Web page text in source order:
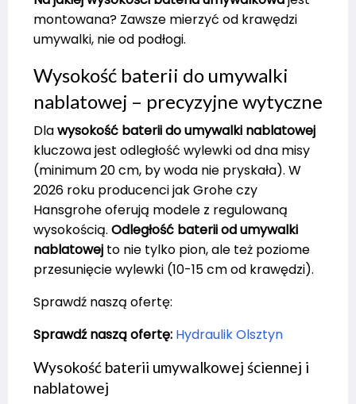
montowana? Zawsze mierzyć od krawędzi
umywalki, nie od podłogi.
Wysokość baterii do umywalki
nablatowej – precyzyjne wytyczne
Dlawysokość baterii do umywalki nablatowej
kluczowa jest odległość wylewki od dna misy
(minimum 20 cm, by woda nie pryskała). W
2026 roku producenci jak Grohe czy
Hansgrohe oferują modele z regulowaną
wysokością. Odległość baterii od umywalki
nablatowej to nie tylko pion, ale też poziome
przesunięcie wylewki (10-15 cm od krawędzi).
Sprawdź naszą ofertę:
Sprawdź naszą ofertę: Hydraulik Olsztyn
Wysokość baterii umywalkowej ściennej i
nablatowej